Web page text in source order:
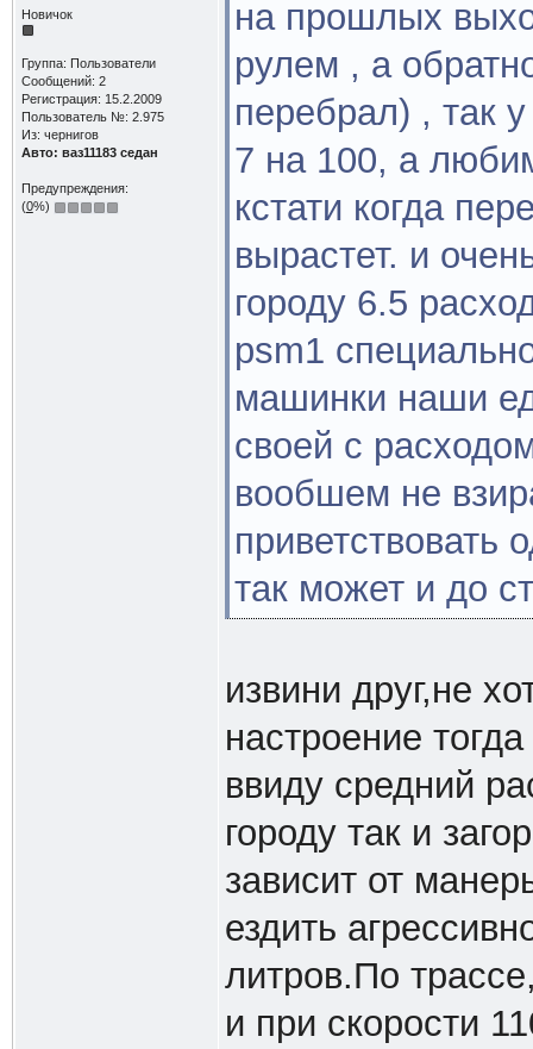
Новичок
Группа: Пользователи
Сообщений: 2
Регистрация: 15.2.2009
Пользователь №: 2.975
Из: чернигов
Авто: ваз11183 седан
Предупреждения:
(0%)
на прошлых
рулем , а
перебрал) , так
7 на 100, а
кстати когда
вырастет. и
городу 6.5
psm1
машинки наши
своей с
вообшем не
приветствовать
так может и до
извини друг,не
настроение
ввиду средний
городу так и
зависит от
ездить
литров.По
и при скорости